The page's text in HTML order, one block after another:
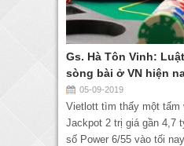
Gs. Hà Tôn Vinh:
sòng bài ở VN hiện
05-09-2019
Vietlott tìm thấy một tấm
Jackpot 2 trị giá gần 4,7
số Power 6/55 vào tối